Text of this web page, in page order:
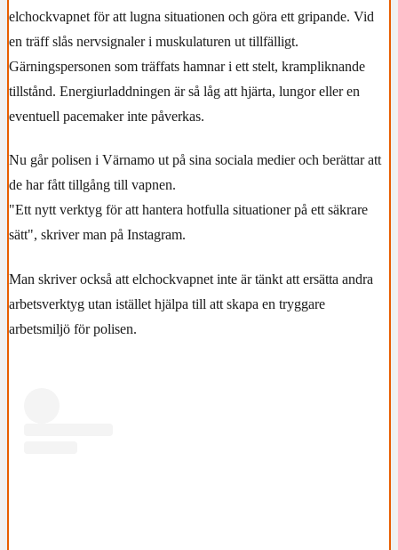
elchockvapnet för att lugna situationen och göra ett gripande. Vid
en träff slås nervsignaler i muskulaturen ut tillfälligt.
Gärningspersonen som träffats hamnar i ett stelt, krampliknande
tillstånd. Energiurladdningen är så låg att hjärta, lungor eller en
eventuell pacemaker inte påverkas.
Nu går polisen i Värnamo ut på sina sociala medier och berättar att
de har fått tillgång till vapnen.
"Ett nytt verktyg för att hantera hotfulla situationer på ett säkrare
sätt", skriver man på Instagram.
Man skriver också att elchockvapnet inte är tänkt att ersätta andra
arbetsverktyg utan istället hjälpa till att skapa en tryggare
arbetsmiljö för polisen.